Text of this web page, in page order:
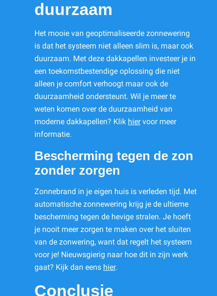
duurzaam
Het mooie van geoptimaliseerde zonnewering
is dat het systeem niet alleen slim is, maar ook
duurzaam. Met deze dakkapellen investeer je in
een toekomstbestendige oplossing die niet
alleen je comfort verhoogt maar ook de
duurzaamheid ondersteunt. Wil je meer te
weten komen over de duurzaamheid van
moderne dakkapellen? Klik hiervoor meer
informatie.
Bescherming tegen de zon
zonder zorgen
Zonnebrand in je eigen huis is verleden tijd. Met
automatische zonnewering krijg je de ultieme
bescherming tegen de hevige stralen. Je hoeft
je nooit meer zorgen te maken over het sluiten
van de zonwering, want dat regelt het systeem
voor je! Nieuwsgierig naar hoe dit in zijn werk
gaat? Kijk dan eens hier.
Conclusie